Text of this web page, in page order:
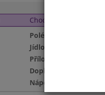
Chod
Polévka
Jídlo
Příloha
Doplněk
Nápoj